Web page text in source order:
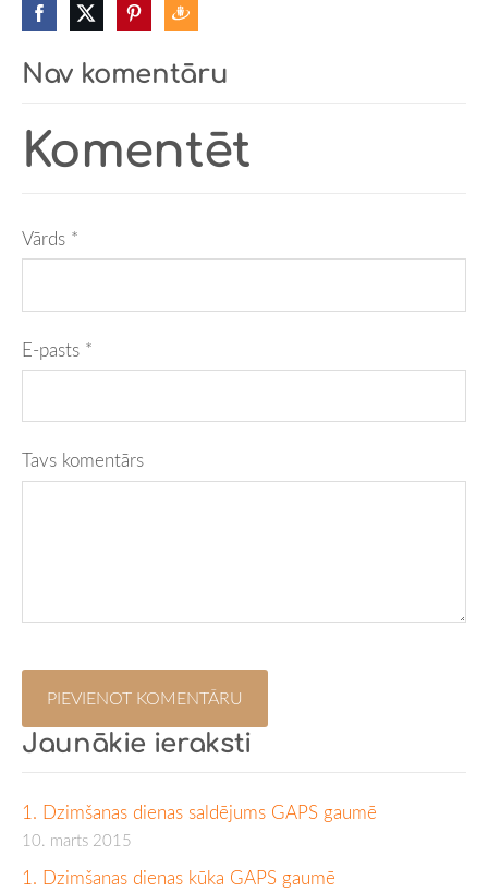
Jaunākie ieraksti
1. Dzimšanas dienas saldējums GAPS gaumē
10. marts 2015
1. Dzimšanas dienas kūka GAPS gaumē
Nav komentāru
Komentēt
Vārds *
E-pasts *
Tavs komentārs